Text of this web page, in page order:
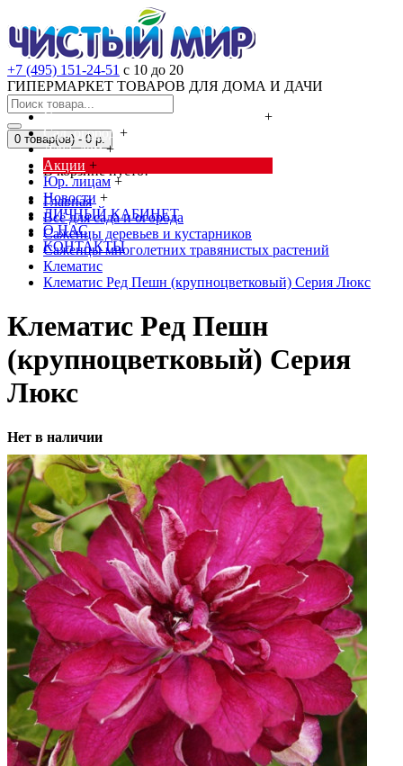
+7 (495) 151-24-51 с 10 до 20
ГИПЕРМАРКЕТ ТОВАРОВ ДЛЯ ДОМА И ДАЧИ
Cредства от насекомых и грызунов
+
Сад, огород +
Дача, дом +
Акции +
Юр. лицам +
Новости +
ЛИЧНЫЙ КАБИНЕТ
О НАС
КОНТАКТЫ
0 товар(ов) - 0 р.
В корзине пусто!
Главная
Всё для сада и огорода
Саженцы деревьев и кустарников
Саженцы многолетних травянистых растений
Клематис
Клематис Ред Пешн (крупноцветковый) Серия Люкс
Клематис Ред Пешн
(крупноцветковый) Серия
Люкс
Нет в наличии